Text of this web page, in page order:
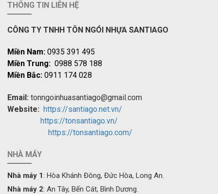
THÔNG TIN LIÊN HỆ
CÔNG TY TNHH TÔN NGÓI NHỰA SANTIAGO
Miền Nam: 0935 391 495
Miền Trung: 0988 578 188
Miền Bắc: 0911 174 028
Email: tonngoinhuasantiago@gmail.com
Website: https://santiago.net.vn/
https://tonsantiago.vn/
https://tonsantiago.com/
NHÀ MÁY
Nhà máy 1: Hòa Khánh Đông, Đức Hòa, Long An.
Nhà máy 2: An Tây, Bến Cát, Bình Dương.